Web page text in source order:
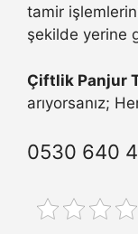
tamir
şekilde yerine
Çiftlik Panjur
arıyorsanız;
0530 640